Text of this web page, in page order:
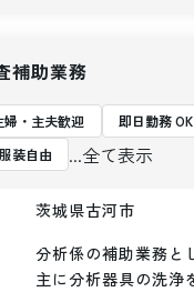
補助業務
婦・主夫歓迎
即日勤務 OK
服装自由 ...全て表示
茨城県古河市
分析係の補助業務と
主に分析器具の洗浄